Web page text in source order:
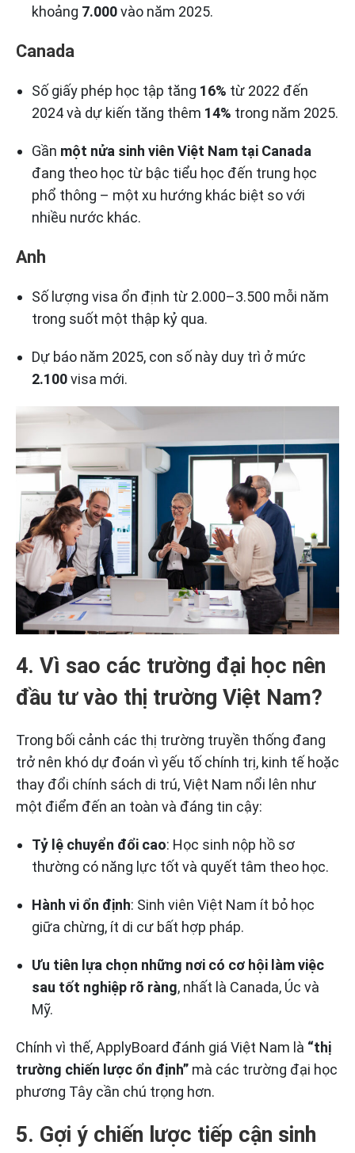
khoảng 7.000vào năm 2025.
Canada
Số giấy phép học tập tăng 16% từ 2022 đến
2024 và dự kiến tăng thêm 14% trong năm 2025.
Gần một nửa sinh viên Việt Nam tại Canada
đang theo học từ bậc tiểu học đến trung học
phổ thông – một xu hướng khác biệt so với
nhiều nước khác.
Anh
Số lượng visa ổn định từ 2.000–3.500 mỗi năm
trong suốt một thập kỷ qua.
Dự báo năm 2025, con số này duy trì ở mức
2.100visa mới.
4. Vì sao các trường đại học nên
đầu tư vào thị trường Việt Nam?
Trong bối cảnh các thị trường truyền thống đang
trở nên khó dự đoán vì yếu tố chính trị, kinh tế hoặc
thay đổi chính sách di trú, Việt Nam nổi lên như
một điểm đến an toàn và đáng tin cậy:
Tỷ lệ chuyển đổi cao: Học sinh nộp hồ sơ
thường có năng lực tốt và quyết tâm theo học.
Hành vi ổn định: Sinh viên Việt Nam ít bỏ học
giữa chừng, ít di cư bất hợp pháp.
Ưu tiên lựa chọn những nơi có cơ hội làm việc
sau tốt nghiệp rõ ràng, nhất là Canada, Úc và
Mỹ.
Chính vì thế, ApplyBoard đánh giá Việt Nam là “thị
trường chiến lược ổn định” mà các trường đại học
phương Tây cần chú trọng hơn.
5. Gợi ý chiến lược tiếp cận sinh